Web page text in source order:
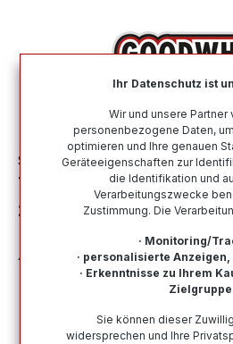
Sommerreifen Nach Größe
TRIANGLE ADVANTEX
215/55R18 95V BSW
Bildergalerie überspringen
Ihr Datenschutz ist
Wir und unsere Partner
personenbezogene Daten,
optimieren und Ihre genauen
Geräteeigenschaften zur
die Identifikation und
Verarbeitungszwecke
Zustimmung. Die
· Monitoring/
· personalisierte
· Erkenntnisse zu Ihrem
Zielgruppe
Sie können dieser
widersprechen und Ihre